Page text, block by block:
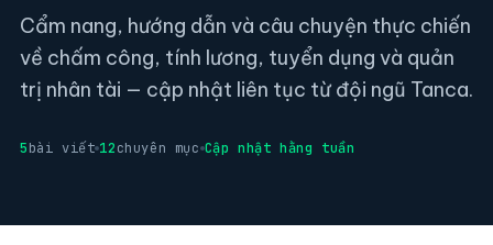
Cẩm nang, hướng dẫn và câu chuyện thực chiến
về chấm công, tính lương, tuyển dụng và quản
trị nhân tài — cập nhật liên tục từ đội ngũ Tanca.
5bài viết 12chuyên mục Cập nhật hằng tuần